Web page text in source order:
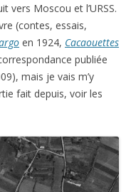
vers Moscou et l’URSS.
(contes, essais,
en 1924, Cacaouettes
publiée
mais je vais m’y
fait depuis, voir les